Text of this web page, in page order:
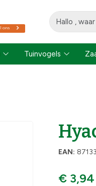
Tuinvogels
EAN:
€ 3,94